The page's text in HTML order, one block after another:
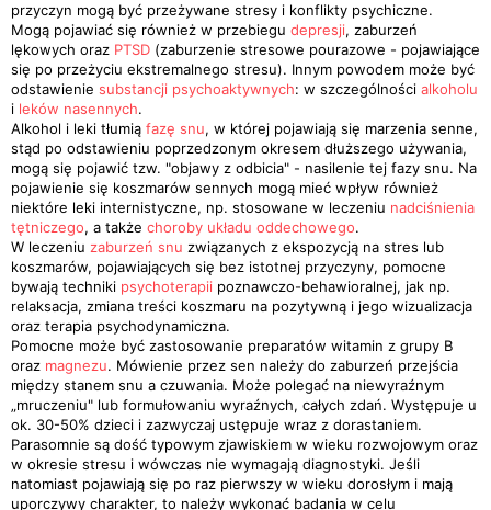
przyczyn mogą być przeżywane stresy i konflikty psychiczne.
Mogą pojawiać się również w przebiegu depresji, zaburzeń
lękowych oraz PTSD (zaburzenie stresowe pourazowe - pojawiające
się po przeżyciu ekstremalnego stresu). Innym powodem może być
odstawienie substancji psychoaktywnych: w szczególności alkoholu
i leków nasennych.
Alkohol i leki tłumią fazę snu, w której pojawiają się marzenia senne,
stąd po odstawieniu poprzedzonym okresem dłuższego używania,
mogą się pojawić tzw. "objawy z odbicia" - nasilenie tej fazy snu. Na
pojawienie się koszmarów sennych mogą mieć wpływ również
niektóre leki internistyczne, np. stosowane w leczeniu nadciśnienia
tętniczego, a także choroby układu oddechowego.
W leczeniu zaburzeń snu związanych z ekspozycją na stres lub
koszmarów, pojawiających się bez istotnej przyczyny, pomocne
bywają techniki psychoterapii poznawczo-behawioralnej, jak np.
relaksacja, zmiana treści koszmaru na pozytywną i jego wizualizacja
oraz terapia psychodynamiczna.
Pomocne może być zastosowanie preparatów witamin z grupy B
oraz magnezu. Mówienie przez sen należy do zaburzeń przejścia
między stanem snu a czuwania. Może polegać na niewyraźnym
„mruczeniu" lub formułowaniu wyraźnych, całych zdań. Występuje u
ok. 30-50% dzieci i zazwyczaj ustępuje wraz z dorastaniem.
Parasomnie są dość typowym zjawiskiem w wieku rozwojowym oraz
w okresie stresu i wówczas nie wymagają diagnostyki. Jeśli
natomiast pojawiają się po raz pierwszy w wieku dorosłym i mają
uporczywy charakter, to należy wykonać badania w celu